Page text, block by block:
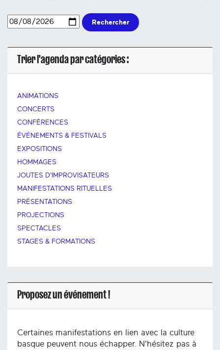
Rechercher
Trier l'agenda par catégories :
ANIMATIONS
CONCERTS
CONFÉRENCES
ÉVÉNEMENTS & FESTIVALS
EXPOSITIONS
HOMMAGES
JOUTES D'IMPROVISATEURS
MANIFESTATIONS RITUELLES
PRÉSENTATIONS
PROJECTIONS
SPECTACLES
STAGES & FORMATIONS
Proposez un événement !
Certaines manifestations en lien avec la culture
basque peuvent nous échapper. N'hésitez pas à